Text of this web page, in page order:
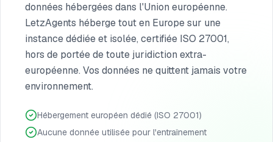
données hébergées dans l'Union européenne.
LetzAgents héberge tout en Europe sur une
instance dédiée et isolée, certifiée ISO 27001,
hors de portée de toute juridiction extra-
européenne. Vos données ne quittent jamais votre
environnement.
Hébergement européen dédié (ISO 27001)
Aucune donnée utilisée pour l'entraînement